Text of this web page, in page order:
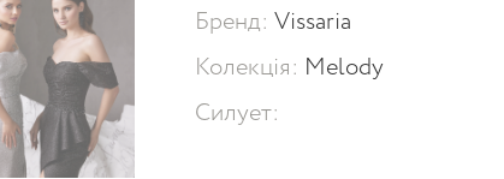
Бренд:Vissaria
Колекція: Melody
Силует: